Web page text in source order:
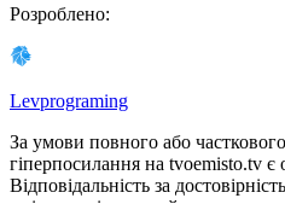
Розроблено:
Levprograming
За умови повного або
гіперпосилання на tvoemisto.tv є
Відповідальність за